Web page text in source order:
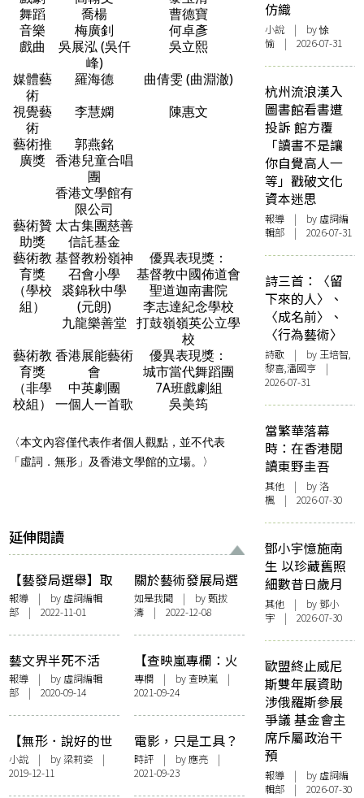
舞蹈
喬楊
曹德寶
音樂
梅廣釗
何卓彥
戲曲
吳展泓 (吳仟
峰)
吳立熙
媒體藝
術
羅海德 曲倩雯 (曲淵澈)
視覺藝
術
李慧嫻 陳惠文
藝術推
廣獎
郭燕銘
香港兒童合唱
團
香港文學館有
限公司
藝術贊
助獎
太古集團慈善
信託基金
藝術教
育獎
（學校
組）
基督教粉嶺神
召會小學
裘錦秋中學
(元朗)
九龍樂善堂
優異表現獎：
基督教中國佈道會
聖道迦南書院
李志達紀念學校
打鼓嶺嶺英公立學
校
藝術教
育獎
（非學
校組）
香港展能藝術
會
中英劇團
一個人一首歌
優異表現獎：
城市當代舞蹈團
7A班戲劇組
吳美筠
〈本文內容僅代表作者個人觀點，並不代表
「虛詞．無形」及香港文學館的立場。〉
延伸閱讀
【藝發局選舉】取
百票夠當選！不足
兩成投票率創七屆
新低
報導 | by 虛詞編輯
部 | 2022-11-01
關於藝術發展局選
舉
如是我聞| by甄拔
濤| 2022-12-08
藝文界半死不活
要求全面重開表演
場地作公眾演出
報導 | by 虛詞編輯
部 | 2020-09-14
【查映嵐專欄：火
宅之人】透明人間
專欄| by查映嵐|
2021-09-24
【無形．說好的世
界末日呢？】候鳥
小說 | by梁莉姿 |
2019-12-11
電影，只是工具？
時評| by 應亮 |
2021-09-23
仿織
小說 | by 悇
愉 | 2026-07-31
杭州流浪漢入
圖書館看書遭
投訴 館方覆
「讀書不是讓
你自覺高人一
等」戳破文化
資本迷思
報導 | by 虛詞編
輯部 | 2026-07-31
詩三首：〈留
下來的人〉、
〈成名前〉、
〈行為藝術〉
詩歌 | by 王培智,
黎喜,潘國亨 |
2026-07-31
當繁華落幕
時：在香港閱
讀東野圭吾
其他 | by洛
楓 | 2026-07-30
鄧小宇憶施南
生 以珍藏舊照
細數昔日歲月
其他 | by 鄧小
宇 | 2026-07-30
歐盟終止威尼
斯雙年展資助
涉俄羅斯參展
爭議 基金會主
席斥屬政治干
預
報導 | by 虛詞編
輯部 | 2026-07-30